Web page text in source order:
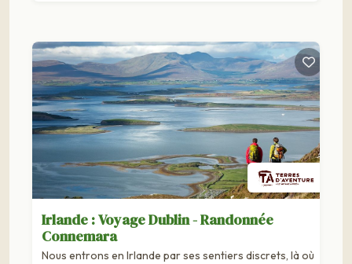
Irlande : Voyage Dublin - Randonnée
Connemara
Nous entrons en Irlande par ses sentiers discrets, là où